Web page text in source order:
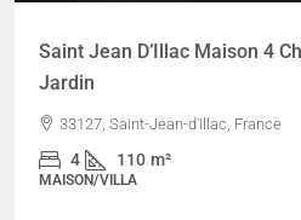
Saint Jean D’Illac Maison 4
Jardin
33127, Saint-Jean-d'Illac, France
4 110 m²
MAISON/VILLA